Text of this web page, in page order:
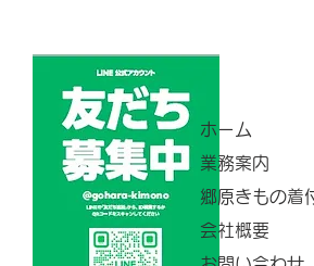
ホーム
業務案内
郷原きもの着
会社概要